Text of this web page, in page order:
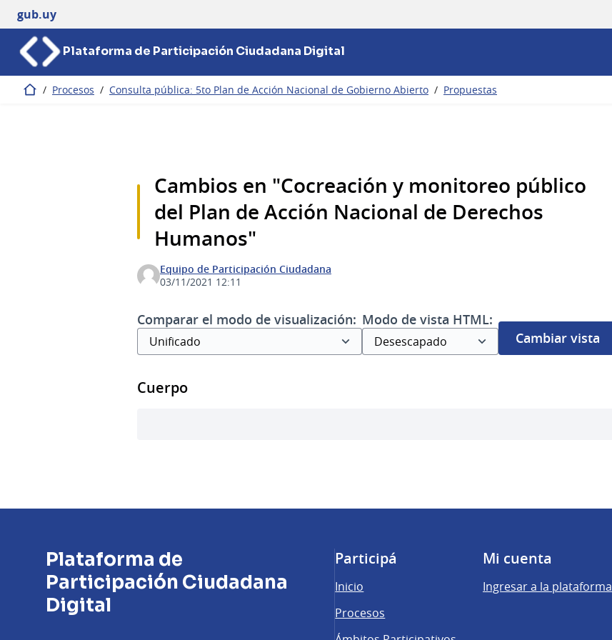
gub.uy
Plataforma de Participación Ciudadana Digital
Inicio / Procesos / Consulta pública: 5to Plan de Acción Nacional de Gobierno Abierto / Propuestas
Cambios en "Cocreación y monitoreo público
del Plan de Acción Nacional de Derechos
Humanos"
Equipo de Participación Ciudadana
03/11/2021 12:11
Comparar el modo de visualización: Modo de vista HTML:
Cambiar vista
Cuerpo
Plataforma de
Participación Ciudadana
Digital
Participá
Inicio
Procesos
Mi cuenta
Ingresar a la plataforma